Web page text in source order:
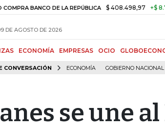
BANCO DE LA REPÚBLICA $ 408.498,97 +$
DE AGOSTO DE 2026
ECONOMÍA EMPRESAS OCIO
CONVERSACIÓN ECONOMÍA GOBIERNO NACIONAL
se une